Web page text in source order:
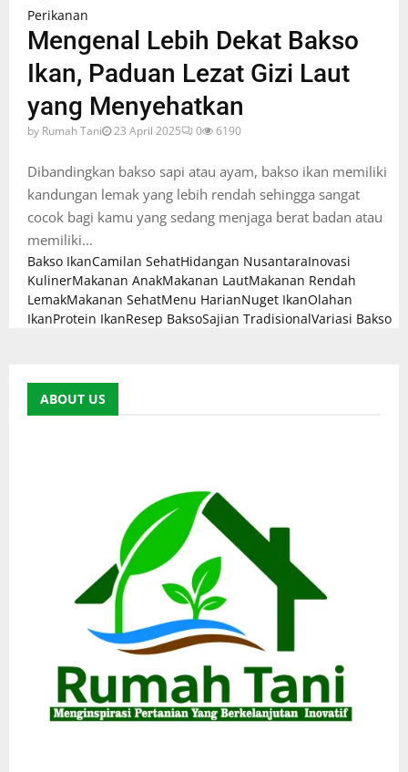
Perikanan
Mengenal Lebih Dekat Bakso
Ikan, Paduan Lezat Gizi Laut
yang Menyehatkan
by Rumah Tani 23 April 2025 0 6190
Dibandingkan bakso sapi atau ayam, bakso ikan memiliki
kandungan lemak yang lebih rendah sehingga sangat
cocok bagi kamu yang sedang menjaga berat badan atau
memiliki...
Bakso IkanCamilan SehatHidangan NusantaraInovasi
KulinerMakanan AnakMakanan LautMakanan Rendah
LemakMakanan SehatMenu HarianNuget IkanOlahan
IkanProtein IkanResep BaksoSajian TradisionalVariasi Bakso
ABOUT US